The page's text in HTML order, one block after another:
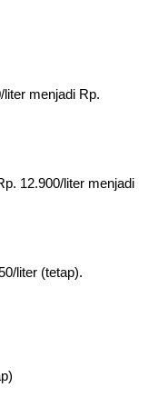
menjadi Rp.
12.900/liter menjadi
liter (tetap).